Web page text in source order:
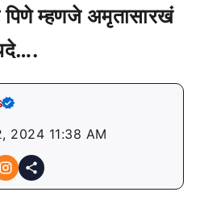
पिणे म्हणजे अमृतासारखं
2024 11:38 AM